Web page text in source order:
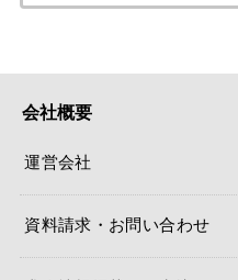
会社概要
運営会社
資料請求・お問い合わせ